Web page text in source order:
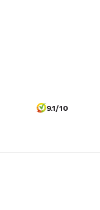
9.1/10